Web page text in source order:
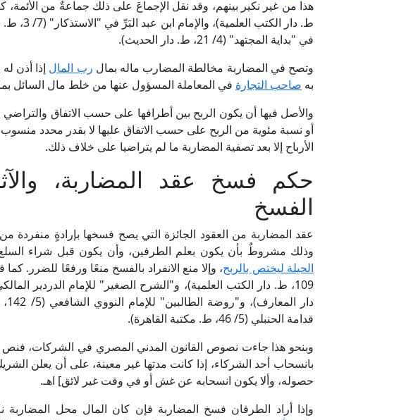
ط. دار
في "بداية المجتهد" (4/ 21، ط. دار الحديث).
وتصح في المضاربة مخالطة المضارب ماله بمال رب المال إذا أذن
به صاحب التجارة في المعاملة المسؤول عنها من خلط مال السائل
والأصل فيها أن يكون الربح بين أطرافها على حسب الاتفاق والتراضي
أو نسبة مئوية من الربح على حسب الاتفاق عليها لا بقدر محدد
الأرباح إلا بعد تصفية المضاربة ما لم يتراضيا على خلاف ذلك.
حكم فسخ عقد المضاربة،
الفسخ
عقد المضاربة من العقود الجائزة التي يصح فسخها بإرادةٍ
وذلك مشروطٌ بأن يكون بعلم الطرفين، وأن يكون قبل شراء
الحيلة ليختص بالربح
قدامة الحنبلي (5/ 46، ط. مكتبة القاهرة).
بانسحاب أحد الشركاء، إذا كانت مدتها غير معينة، على أن يعلن
حصوله، وألا يكون انسحابه عن غش أو في وقت غير لائق] اهـ.
وإذا أراد الطرفان فسخ المضاربة فإن كان المال محل